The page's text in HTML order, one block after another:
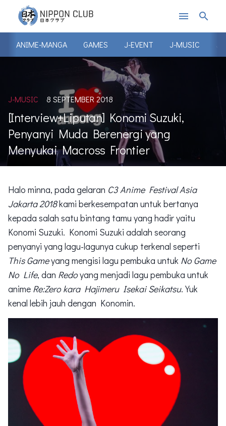
menu search
ANIME-MANGA GAMES J-EVENT J-MUSIC J-
J-MUSIC 8 SEPTEMBER 2018
[Interview+Liputan] Konomi Suzuki,
Penyanyi Muda Berenergi yang
Menyukai Macross Frontier
Halo minna, pada gelaran C3 Anime Festival Asia
Jakarta 2018kami berkesempatan untuk bertanya
kepada salah satu bintang tamu yang hadir yaitu
Konomi Suzuki. Konomi Suzuki adalah seorang
penyanyi yang lagu-lagunya cukup terkenal seperti
This Gameyang mengisi lagu pembuka untuk No Game
No Life, dan Redoyang menjadi lagu pembuka untuk
anime Re:Zero kara Hajimeru Isekai Seikatsu. Yuk
kenal lebih jauh dengan Konomin.